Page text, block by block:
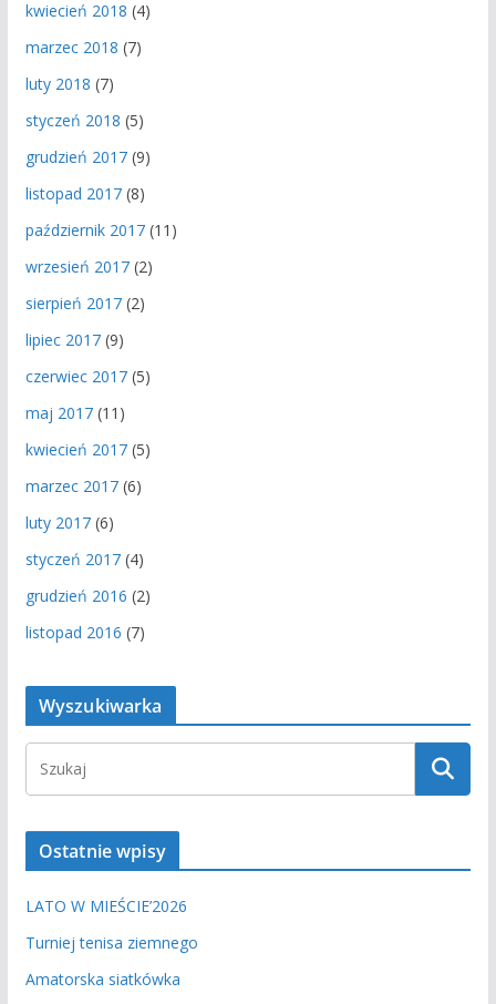
kwiecień 2018 (4)
marzec 2018 (7)
luty 2018 (7)
styczeń 2018 (5)
grudzień 2017(9)
listopad 2017(8)
październik 2017(11)
wrzesień 2017(2)
sierpień 2017(2)
lipiec 2017(9)
czerwiec 2017(5)
maj 2017(11)
kwiecień 2017(5)
marzec 2017(6)
luty 2017(6)
styczeń 2017(4)
grudzień 2016 (2)
listopad 2016 (7)
Wyszukiwarka
Ostatnie wpisy
LATO W MIEŚCIE’2026
Turniej tenisa ziemnego
Amatorska siatkówka